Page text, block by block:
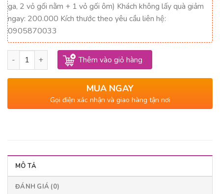
ga, 2 vỏ gối nằm + 1 vỏ gối ôm) Khách không lấy quà giảm
ngay: 200.000 Kích thước theo yêu cầu liên hệ:
0905870033
Nệm Memory Foam Thắng Lợi 1m x 2m x 15cm số lượng
Thêm vào giỏ hàng
MUA NGAY
Gọi điện xác nhận và giao hàng tận nơi
MÔ TẢ
ĐÁNH GIÁ (0)